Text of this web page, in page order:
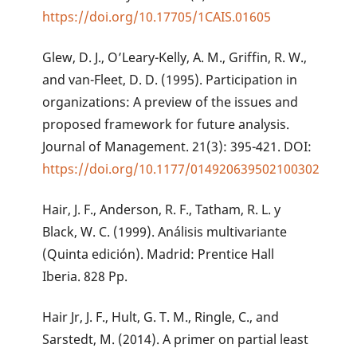
https://doi.org/10.17705/1CAIS.01605
Glew, D. J., O’Leary-Kelly, A. M., Griffin, R. W.,
and van-Fleet, D. D. (1995). Participation in
organizations: A preview of the issues and
proposed framework for future analysis.
Journal of Management. 21(3): 395-421. DOI:
https://doi.org/10.1177/014920639502100302
Hair, J. F., Anderson, R. F., Tatham, R. L. y
Black, W. C. (1999). Análisis multivariante
(Quinta edición). Madrid: Prentice Hall
Iberia. 828 Pp.
Hair Jr, J. F., Hult, G. T. M., Ringle, C., and
Sarstedt, M. (2014). A primer on partial least